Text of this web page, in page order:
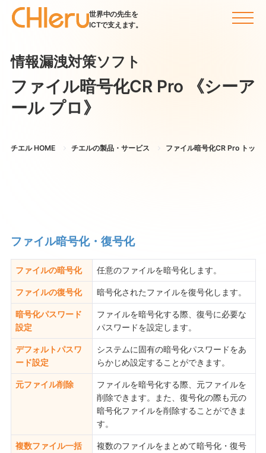
世界中の先生を
ICTで支えます。
情報漏洩対策ソフト
ファイル暗号化CR Pro
《シーア
ール プロ》
チエル HOME チエルの製品・サービス ファイル暗号化CR Pro トップ
ファイル暗号化・復号化
ファイルの暗号化 任意のファイルを暗号化します。
ファイルの復号化 暗号化されたファイルを復号化します。
暗号化パスワード
設定
ファイルを暗号化する際、復号に必要な
パスワードを設定します。
デフォルトパスワ
ード設定
システムに固有の暗号化パスワードをあ
らかじめ設定することができます。
元ファイル削除
ファイルを暗号化する際、元ファイルを
削除できます。また、復号化の際も元の
暗号化ファイルを削除することができま
す。
複数ファイル一括
複数のファイルをまとめて暗号化・復号